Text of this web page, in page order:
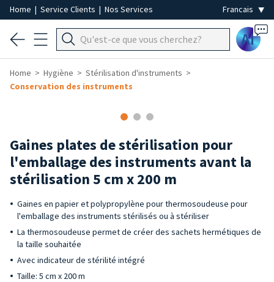
Home | Service Clients | Nos Services
Ai
Home Hygiène
Stérilisation d'instruments
Conservation des instruments
Gaines plates de stérilisation pour
l'emballage des instruments avant la
stérilisation 5 cm x 200 m
Gaines en papier et polypropylène pour thermosoudeuse pour
l'emballage des instruments stérilisés ou à stériliser
La thermosoudeuse permet de créer des sachets hermétiques de
la taille souhaitée
Avec indicateur de stérilité intégré
Taille: 5 cm x 200 m